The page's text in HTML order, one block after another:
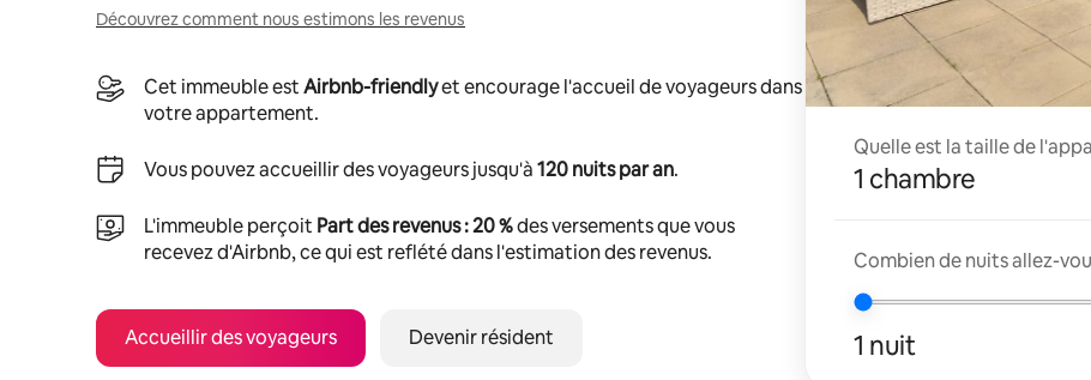
Découvrez comment nous estimons les revenus
Cet immeuble estAirbnb-friendlyet encourage l'accueil de voyageurs dans
votre appartement.
Vous pouvez accueillir des voyageurs jusqu'à120 nuits par an.
L'immeuble perçoit Part des revenus : 20 %des versements que vous
recevez d'Airbnb, ce qui est reflété dans l'estimation des revenus.
Accueillir des voyageurs Devenir résident
Quelle est la taille de
1 chambre
Combien de nuits allez-
1 nuit